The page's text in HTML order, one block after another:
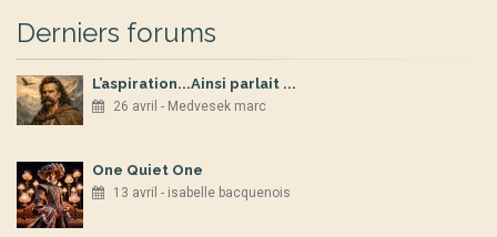
Derniers forums
L’aspiration...Ainsi parlait ...
26 avril - Medvesek marc
One Quiet One
13 avril - isabelle bacquenois